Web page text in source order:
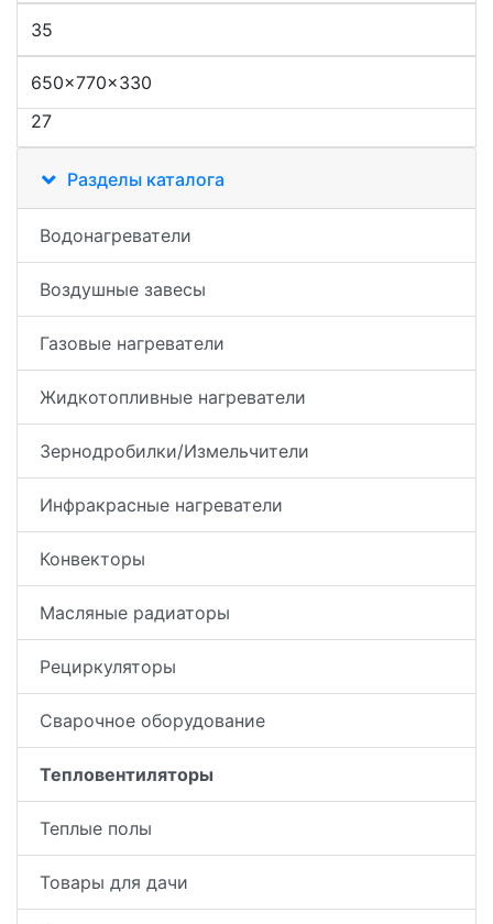
35
650×770×330
27
Разделы каталога
Водонагреватели
Воздушные завесы
Газовые нагреватели
Жидкотопливные нагреватели
Зернодробилки/Измельчители
Инфракрасные нагреватели
Конвекторы
Масляные радиаторы
Рециркуляторы
Сварочное оборудование
Тепловентиляторы
Теплые полы
Товары для дачи